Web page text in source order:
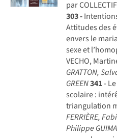
par
303 -
Attitudes des
envers le
sexe et
VECHO,
GRATTON,
GREEN341-
scolaire :
triangulation
FERRIÈRE,
Philippe